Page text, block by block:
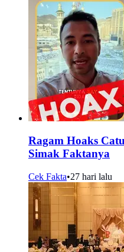
Ragam Hoaks
Simak Faktanya
Cek Fakta•27 hari lalu